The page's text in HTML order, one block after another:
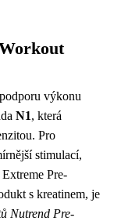
výkonu
N1, která
Pro
stimulací,
Pre-
s kreatinem, je
Nutrend Pre-